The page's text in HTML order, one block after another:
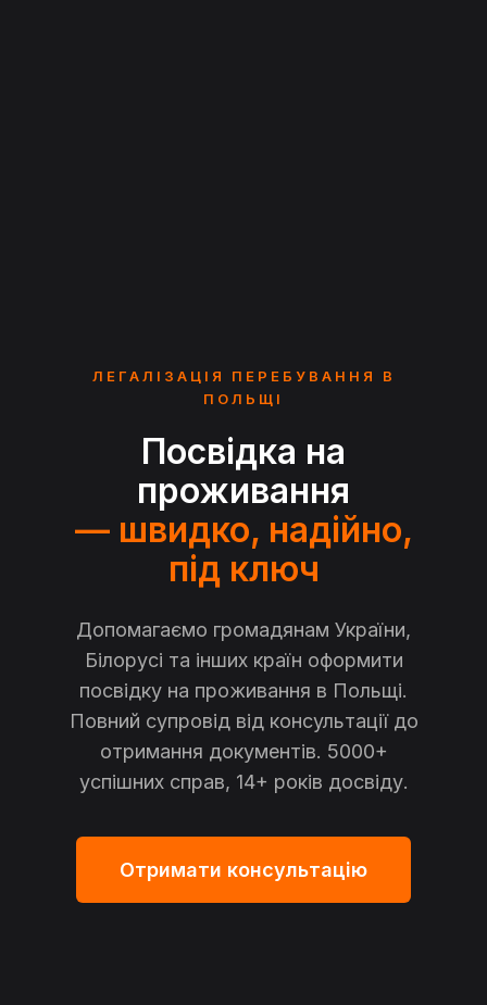
ЛЕГАЛІЗАЦІЯ ПЕРЕБУВАННЯ В
ПОЛЬЩІ
Посвідка на
проживання
— швидко, надійно,
під ключ
Допомагаємо громадянам України,
Білорусі та інших країн оформити
посвідку на проживання в Польщі.
Повний супровід від консультації до
отримання документів. 5000+
успішних справ, 14+ років досвіду.
Отримати консультацію